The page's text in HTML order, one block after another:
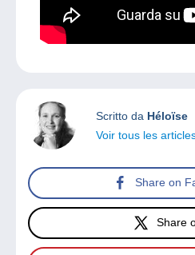
Scritto da Héloïse
Voir tous les
Share on
Share